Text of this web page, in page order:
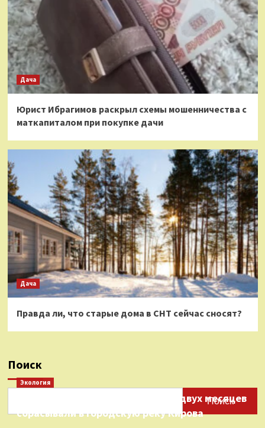
Дача
Юрист Ибрагимов раскрыл схемы мошенничества с
маткапиталом при покупке дачи
Дача
Правда ли, что старые дома в СНТ сейчас сносят?
Поиск
Поиск
Экология
Нефтепродукты на протяжении двух месяцев
сбрасывали в городскую реку Кирова